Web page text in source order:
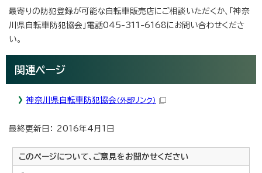
最寄りの防犯登録が可能な自転車販売店にご相談いただくか、「神奈
川県自転車防犯協会」電話045-311-6168にお問い合わせくださ
い。
関連ページ
神奈川県自転車防犯協会（外部リンク）
最終更新日： 2016年4月1日
このページについて、ご意見をお聞かせください